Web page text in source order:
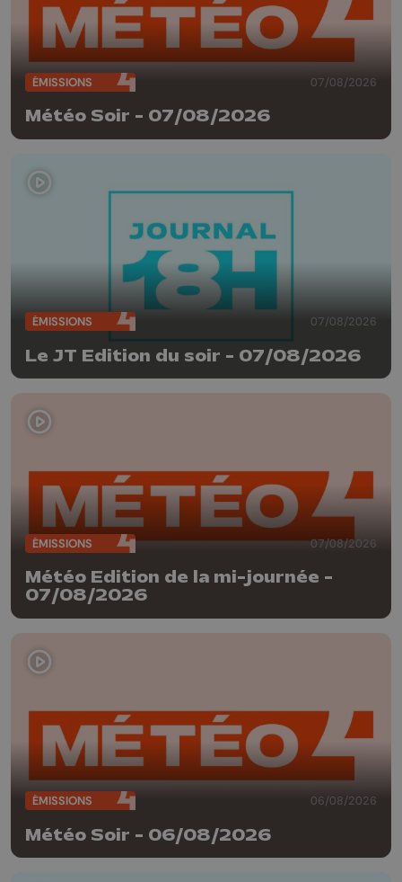
ÉMISSIONS 07/08/2026
Météo Soir - 07/08/2026
ÉMISSIONS 07/08/2026
Le JT Edition du soir - 07/08/2026
ÉMISSIONS 07/08/2026
Météo Edition de la mi-journée -
07/08/2026
ÉMISSIONS 06/08/2026
Météo Soir - 06/08/2026